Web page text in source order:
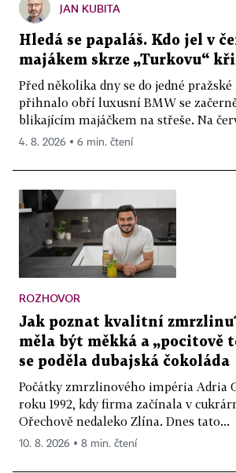
JAN KUBITA
Hledá se papaláš. Kdo jel v
majákem skrze „Turkovu“
Před několika dny se do jedné
přihnalo obří luxusní BMW se
blikajícím majáčkem na střeše. Na
4. 8. 2026 ▪ 6 min. čtení
ROZHOVOR
Jak poznat kvalitní
měla být měkká a „pocitově
se poděla dubajská čokoláda
Počátky zmrzlinového impéria Adria
roku 1992, kdy firma začínala v
Ořechově nedaleko Zlína. Dnes tato...
10. 8. 2026 ▪ 8 min. čtení